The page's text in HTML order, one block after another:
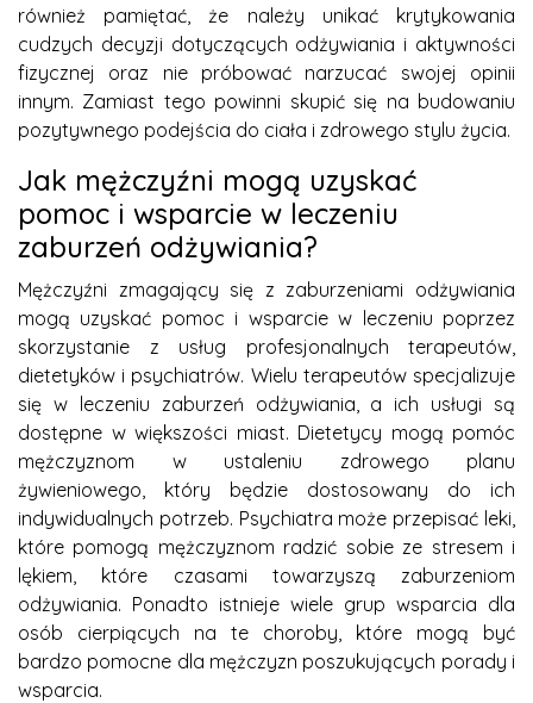
również pamiętać, że należy unikać krytykowania
cudzych decyzji dotyczących odżywiania i aktywności
fizycznej oraz nie próbować narzucać swojej opinii
innym. Zamiast tego powinni skupić się na budowaniu
pozytywnego podejścia do ciała i zdrowego stylu życia.
Jak mężczyźni mogą uzyskać
pomoc i wsparcie w leczeniu
zaburzeń odżywiania?
Mężczyźni zmagający się z zaburzeniami odżywiania
mogą uzyskać pomoc i wsparcie w leczeniu poprzez
skorzystanie z usług profesjonalnych terapeutów,
dietetyków i psychiatrów. Wielu terapeutów specjalizuje
się w leczeniu zaburzeń odżywiania, a ich usługi są
dostępne w większości miast. Dietetycy mogą pomóc
mężczyznom w ustaleniu zdrowego planu
żywieniowego, który będzie dostosowany do ich
indywidualnych potrzeb. Psychiatra może przepisać leki,
które pomogą mężczyznom radzić sobie ze stresem i
lękiem, które czasami towarzyszą zaburzeniom
odżywiania. Ponadto istnieje wiele grup wsparcia dla
osób cierpiących na te choroby, które mogą być
bardzo pomocne dla mężczyzn poszukujących porady i
wsparcia.